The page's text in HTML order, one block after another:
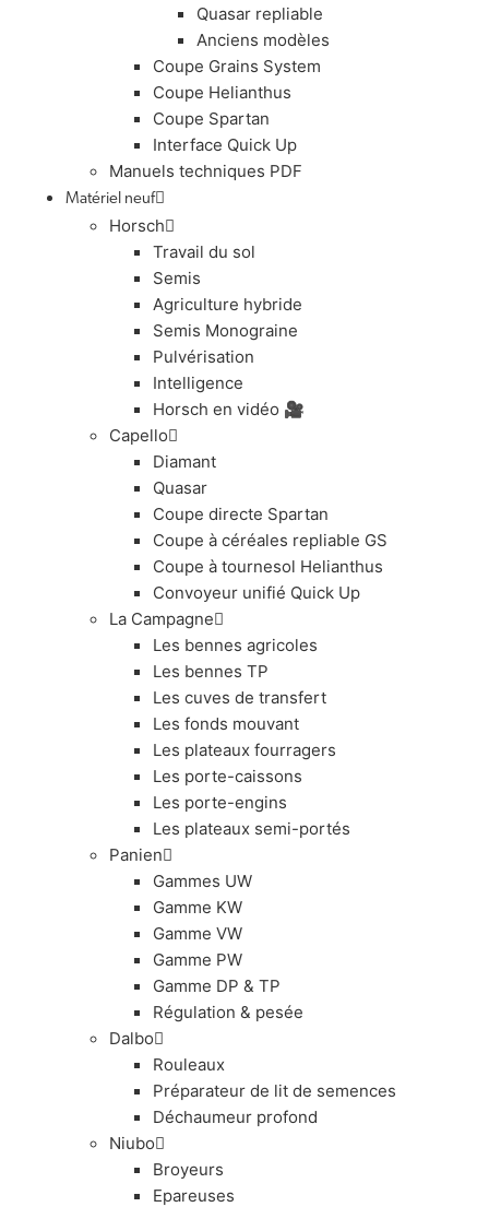
Quasar repliable
Anciens modèles
Coupe Grains System
Coupe Helianthus
Coupe Spartan
Interface Quick Up
Manuels techniques PDF
Matériel neuf
Horsch
Travail du sol
Semis
Agriculture hybride
Semis Monograine
Pulvérisation
Intelligence
Horsch en vidéo 🎥
Capello
Diamant
Quasar
Coupe directe Spartan
Coupe à céréales repliable GS
Coupe à tournesol Helianthus
Convoyeur unifié Quick Up
La Campagne
Les bennes agricoles
Les bennes TP
Les cuves de transfert
Les fonds mouvant
Les plateaux fourragers
Les porte-caissons
Les porte-engins
Les plateaux semi-portés
Panien
Gammes UW
Gamme KW
Gamme VW
Gamme PW
Gamme DP & TP
Régulation & pesée
Dalbo
Rouleaux
Préparateur de lit de semences
Déchaumeur profond
Niubo
Broyeurs
Epareuses